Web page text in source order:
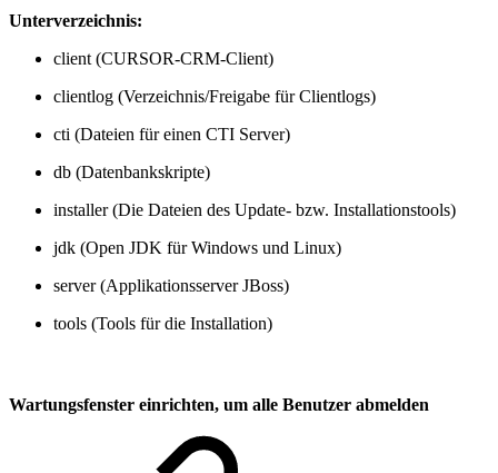
Unterverzeichnis:
client (CURSOR-CRM-Client)
clientlog (Verzeichnis/Freigabe für Clientlogs)
cti (Dateien für einen CTI Server)
db (Datenbankskripte)
installer (Die Dateien des Update- bzw. Installationstools)
jdk (Open JDK für Windows und Linux)
server (Applikationsserver JBoss)
tools (Tools für die Installation)
Wartungsfenster einrichten, um alle Benutzer abmelden